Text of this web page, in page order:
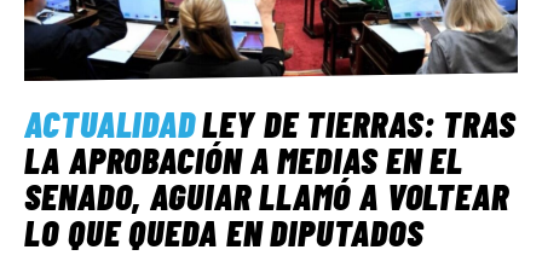
ACTUALIDADLEY DE TIERRAS: TRAS
LA APROBACIÓN A MEDIAS EN EL
SENADO, AGUIAR LLAMÓ A VOLTEAR
LO QUE QUEDA EN DIPUTADOS